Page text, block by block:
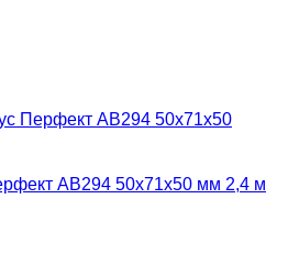
AB294 50х71х50 мм 2,4 м